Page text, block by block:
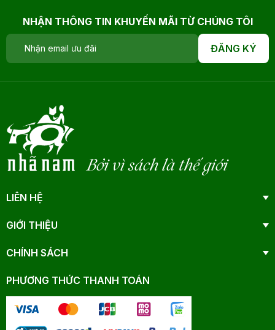
NHẬN THÔNG TIN KHUYẾN MÃI TỪ CHÚNG TÔI
ĐĂNG KÝ
Bởi vì sách là thế giới
LIÊN HỆ
GIỚI THIỆU
CHÍNH SÁCH
PHƯƠNG THỨC THANH TOÁN